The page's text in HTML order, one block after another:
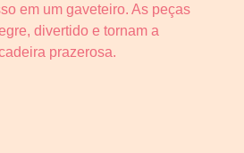
em um gaveteiro. As peças
divertido e tornam a
prazerosa.